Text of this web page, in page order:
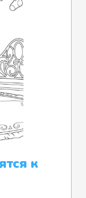
к